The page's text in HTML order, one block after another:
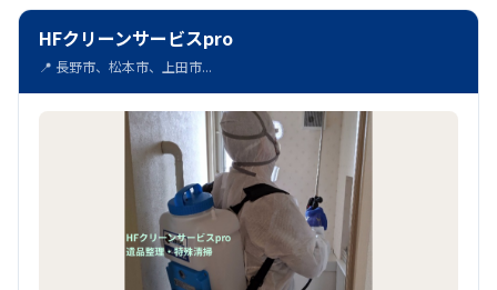
HFクリーンサービスpro
📍 長野市、松本市、上田市...